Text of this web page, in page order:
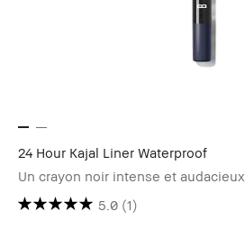
24 Hour Kajal Liner Waterproof
Un crayon noir intense et audacieux.
5.0 (1)